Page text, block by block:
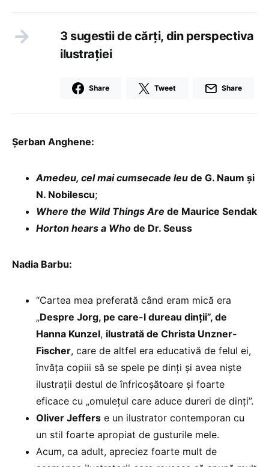
3 sugestii de cărți, din perspectiva
ilustrației
Share Tweet Share
Șerban Anghene:
Amedeu, cel mai cumsecade leu de G. Naum și
N. Nobilescu;
Where the Wild Things Are de Maurice Sendak
Horton hears a Who de Dr. Seuss
Nadia Barbu:
“Cartea mea preferată când eram mică era
„Despre Jorg, pe care-l dureau dinții”, de
Hanna Kunzel, ilustrată de Christa Unzner-
Fischer, care de altfel era educativă de felul ei,
învăța copiii să se spele pe dinți și avea niște
ilustrații destul de înfricoșătoare și foarte
eficace cu „omulețul care aduce dureri de dinți”.
Oliver Jeffers e un ilustrator contemporan cu
un stil foarte apropiat de gusturile mele.
Acum, ca adult, apreciez foarte mult de